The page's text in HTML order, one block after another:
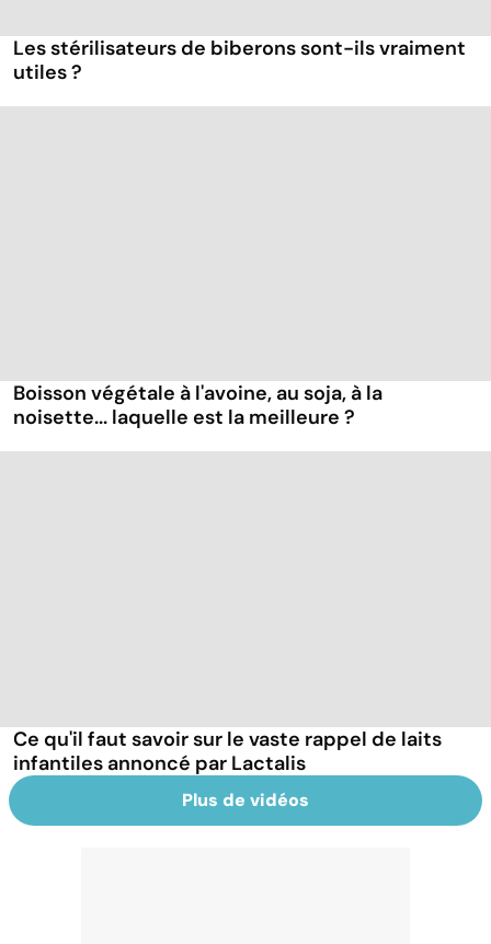
Les stérilisateurs de biberons sont-ils vraiment
utiles ?
Boisson végétale à l'avoine, au soja, à la
noisette... laquelle est la meilleure ?
Ce qu'il faut savoir sur le vaste rappel de laits
infantiles annoncé par Lactalis
Plus de vidéos